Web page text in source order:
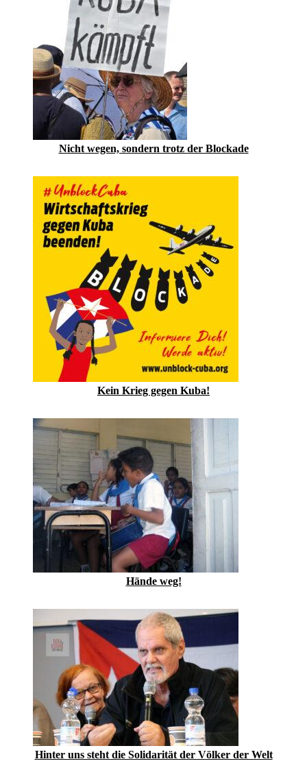
Nicht wegen, sondern trotz der Blockade
Kein Krieg gegen Kuba!
Hände weg!
Hinter uns steht die Solidarität der Völker der Welt